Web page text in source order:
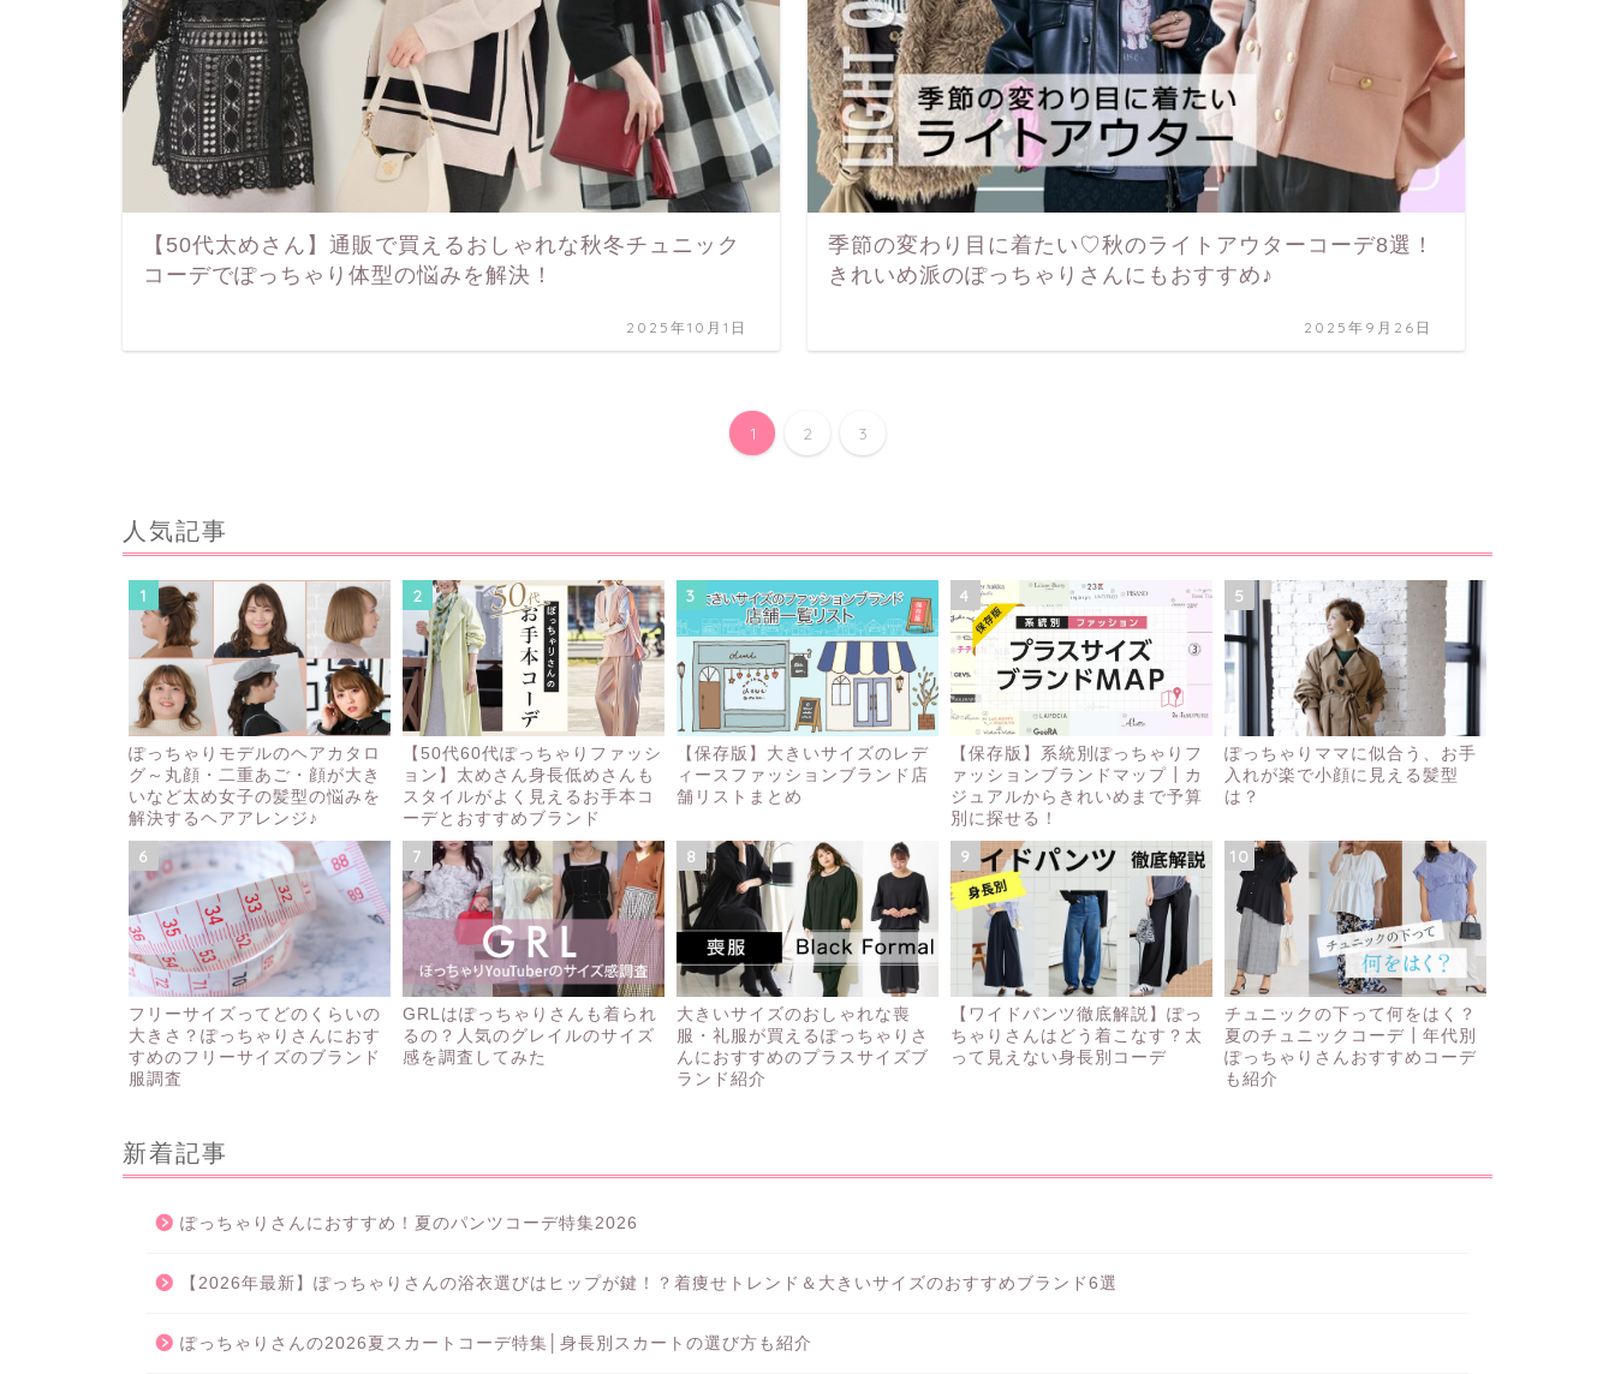
【50代太めさん】通販で買えるおしゃれな秋冬チュニック
コーデでぽっちゃり体型の悩みを解決！
2025年10月1日
季節の変わり目に着たい♡秋のライトアウターコーデ8選！
きれいめ派のぽっちゃりさんにもおすすめ♪
2025年9月26日
1 2 3
人気記事
1
ぽっちゃりモデルのヘアカタロ
グ～丸顔・二重あご・顔が大き
いなど太め女子の髪型の悩みを
解決するヘアアレンジ♪
2
【50代60代ぽっちゃりファッシ
ョン】太めさん身長低めさんも
スタイルがよく見えるお手本コ
ーデとおすすめブランド
3
【保存版】大きいサイズのレデ
ィースファッションブランド店
舗リストまとめ
4
【保存版】系統別ぽっちゃりフ
ァッションブランドマップ┃カ
ジュアルからきれいめまで予算
別に探せる！
5
ぽっちゃりママに似合う、お手
入れが楽で小顔に見える髪型
は？
6
フリーサイズってどのくらいの
大きさ？ぽっちゃりさんにおす
すめのフリーサイズのブランド
服調査
7
GRLはぽっちゃりさんも着られ
るの？人気のグレイルのサイズ
感を調査してみた
8
大きいサイズのおしゃれな喪
服・礼服が買えるぽっちゃりさ
んにおすすめのプラスサイズブ
ランド紹介
9
【ワイドパンツ徹底解説】ぽっ
ちゃりさんはどう着こなす？太
って見えない身長別コーデ
10
チュニックの下って何をはく？
夏のチュニックコーデ┃年代別
ぽっちゃりさんおすすめコーデ
も紹介
新着記事
ぽっちゃりさんにおすすめ！夏のパンツコーデ特集2026
【2026年最新】ぽっちゃりさんの浴衣選びはヒップが鍵！？着痩せトレンド＆大きいサイズのおすすめブランド6選
ぽっちゃりさんの2026夏スカートコーデ特集│身長別スカートの選び方も紹介